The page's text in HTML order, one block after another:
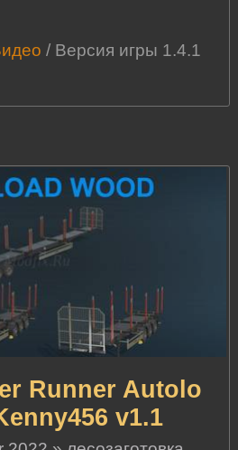
/ Версия игры 1.4.1
Runner Autolo
v1.1